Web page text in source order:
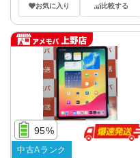
お気に入り 比較する
95%
中古Aランク